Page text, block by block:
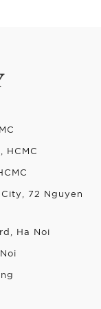
HCMC
72 Nguyen
Ha Noi